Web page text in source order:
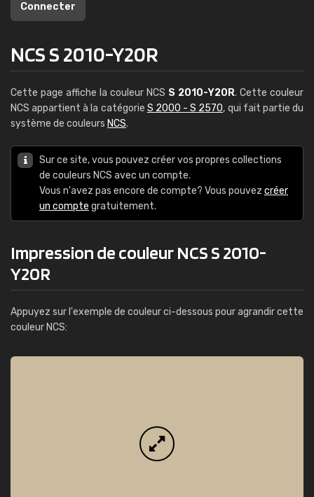
Connecter
NCS S 2010-Y20R
Cette page affiche la couleur NCS S 2010-Y20R. Cette couleur
NCS appartient à la catégorie S 2000 - S 2570, qui fait partie du
système de couleurs NCS.
Sur ce site, vous pouvez créer vos propres collections
de couleurs NCS avec un compte.
Vous n'avez pas encore de compte? Vous pouvez créer
un compte gratuitement.
Impression de couleur NCS S 2010-
Y20R
Appuyez sur l'exemple de couleur ci-dessous pour agrandir cette
couleur NCS: